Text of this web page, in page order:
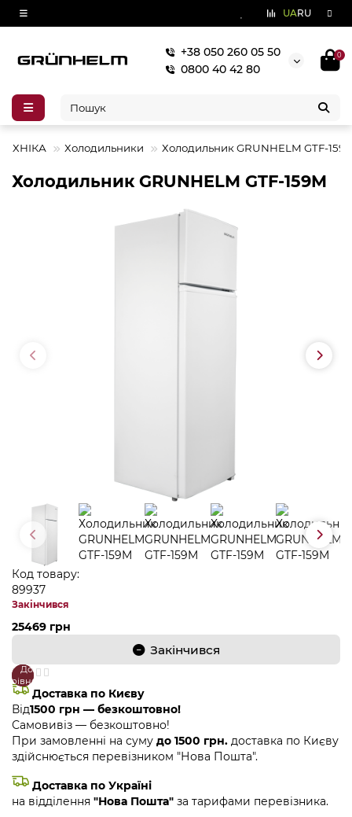
UARU
+38 050 260 05 50
0800 40 42 80
0
Холодильники Холодильник GRUNHELM GTF-
Холодильник GRUNHELM GTF-159M
Код товару:
89937
Закінчився
25469 грн
Закінчився
В
закладки
До
Доставка по Києву
Від1500 грн — безкоштовно!
Самовивіз — безкоштовно!
При замовленні на суму до 1500 грн. доставка по Києву
здійснюється перевізником "Нова Пошта".
Доставка по Україні
на відділення "Нова Пошта" за тарифами перевізника.